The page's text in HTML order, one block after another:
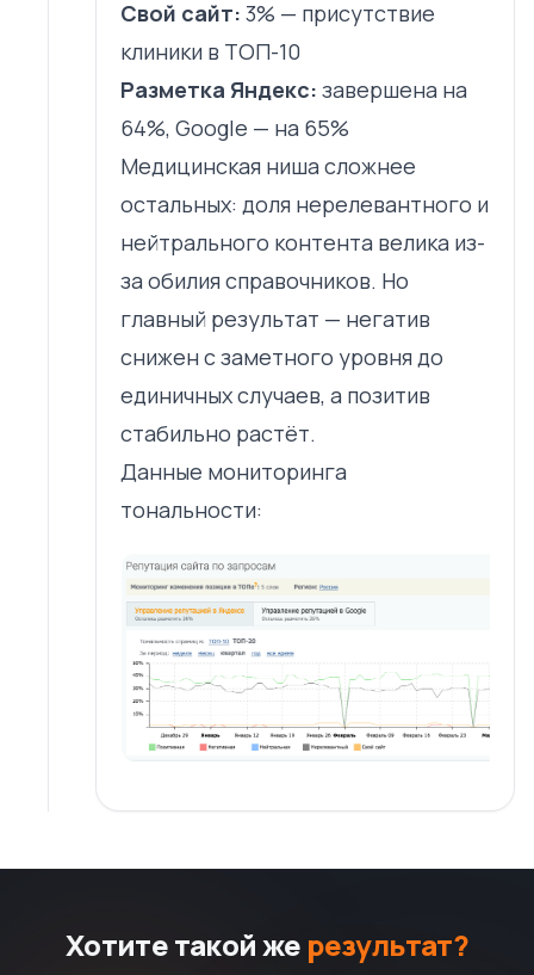
Свой сайт: 3% — присутствие
клиники в ТОП-10
Разметка Яндекс: завершена на
64%, Google — на 65%
Медицинская ниша сложнее
остальных: доля нерелевантного и
нейтрального контента велика из-
за обилия справочников. Но
главный результат — негатив
снижен с заметного уровня до
единичных случаев, а позитив
стабильно растёт.
Данные мониторинга
тональности:
Хотите такой же результат?